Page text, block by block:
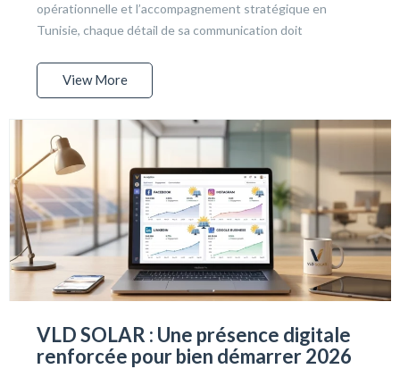
opérationnelle et l’accompagnement stratégique en
Tunisie, chaque détail de sa communication doit
View More
VLD SOLAR : Une présence digitale
renforcée pour bien démarrer 2026